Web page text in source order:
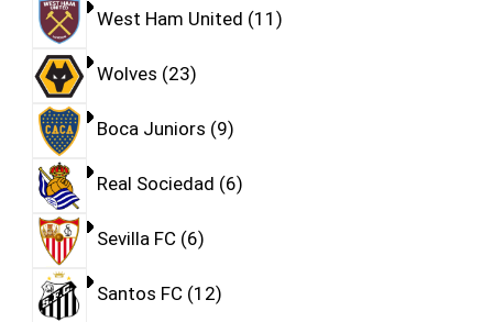
West Ham United 11
Wolves 23
Boca Juniors 9
Real Sociedad 6
Sevilla FC 6
Santos FC 12